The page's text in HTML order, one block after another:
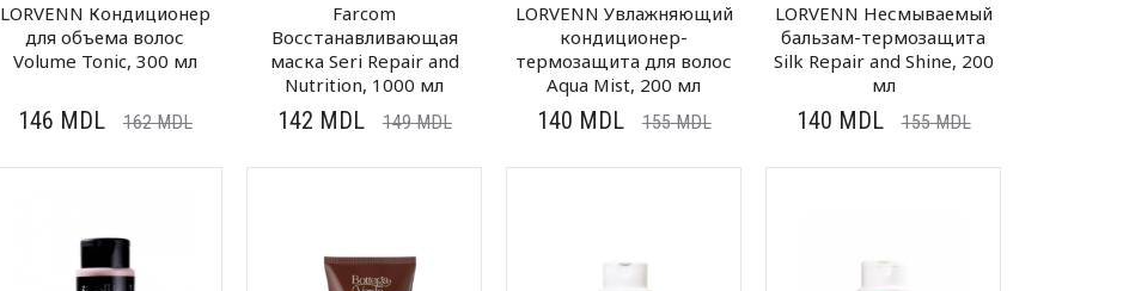
LORVENN Кондиционер
для объема волос
Volume Tonic, 300 мл
146 MDL 162MDL
Farcom
Восстанавливающая
маска Seri Repair and
Nutrition, 1000 мл
142 MDL 149MDL
LORVENN Увлажняющий
кондиционер-
термозащита для волос
Aqua Mist, 200 мл
140 MDL 155MDL
LORVENN Несмываемый
бальзам-термозащита
Silk Repair and Shine, 200
мл
140 MDL 155MDL